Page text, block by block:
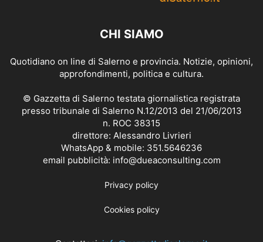
CHI SIAMO
Quotidiano on line di Salerno e provincia. Notizie, opinioni,
approfondimenti, politica e cultura.
© Gazzetta di Salerno testata giornalistica registrata
presso tribunale di Salerno N.12/2013 del 21/06/2013
n. ROC 38315
direttore: Alessandro Livrieri
WhatsApp & mobile: 351.5646236
email pubblicità: info@dueaconsulting.com
Privacy policy
Cookies policy